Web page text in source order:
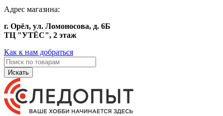
Адрес магазина:
г. Орёл, ул. Ломоносова, д. 6Б
ТЦ "УТЁС", 2 этаж
Как к нам добраться
Искать